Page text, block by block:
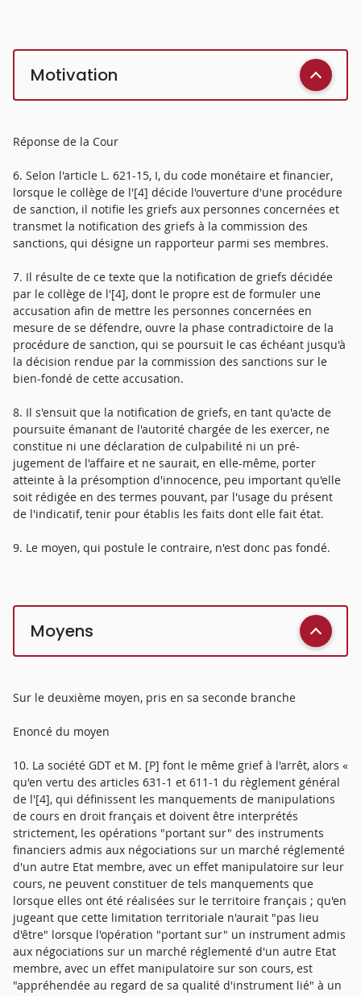
Motivation
Réponse de la Cour
6. Selon l'article L. 621-15, I, du code monétaire et financier,
lorsque le collège de l'[4] décide l'ouverture d'une procédure
de sanction, il notifie les griefs aux personnes concernées et
transmet la notification des griefs à la commission des
sanctions, qui désigne un rapporteur parmi ses membres.
7. Il résulte de ce texte que la notification de griefs décidée
par le collège de l'[4], dont le propre est de formuler une
accusation afin de mettre les personnes concernées en
mesure de se défendre, ouvre la phase contradictoire de la
procédure de sanction, qui se poursuit le cas échéant jusqu'à
la décision rendue par la commission des sanctions sur le
bien-fondé de cette accusation.
8. Il s'ensuit que la notification de griefs, en tant qu'acte de
poursuite émanant de l'autorité chargée de les exercer, ne
constitue ni une déclaration de culpabilité ni un pré-
jugement de l'affaire et ne saurait, en elle-même, porter
atteinte à la présomption d'innocence, peu important qu'elle
soit rédigée en des termes pouvant, par l'usage du présent
de l'indicatif, tenir pour établis les faits dont elle fait état.
9. Le moyen, qui postule le contraire, n'est donc pas fondé.
Moyens
Sur le deuxième moyen, pris en sa seconde branche
Enoncé du moyen
10. La société GDT et M. [P] font le même grief à l'arrêt, alors «
qu'en vertu des articles 631-1 et 611-1 du règlement général
de l'[4], qui définissent les manquements de manipulations
de cours en droit français et doivent être interprétés
strictement, les opérations "portant sur" des instruments
financiers admis aux négociations sur un marché réglementé
d'un autre Etat membre, avec un effet manipulatoire sur leur
cours, ne peuvent constituer de tels manquements que
lorsque elles ont été réalisées sur le territoire français ; qu'en
jugeant que cette limitation territoriale n'aurait "pas lieu
d'être" lorsque l'opération "portant sur" un instrument admis
aux négociations sur un marché réglementé d'un autre Etat
membre, avec un effet manipulatoire sur son cours, est
"appréhendée au regard de sa qualité d'instrument lié" à un